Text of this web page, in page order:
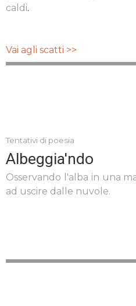
caldi.
Vai agli scatti >>
Tentativi di poesia
Albeggia'ndo
Osservando l'alba in una
ad uscire dalle nuvole.